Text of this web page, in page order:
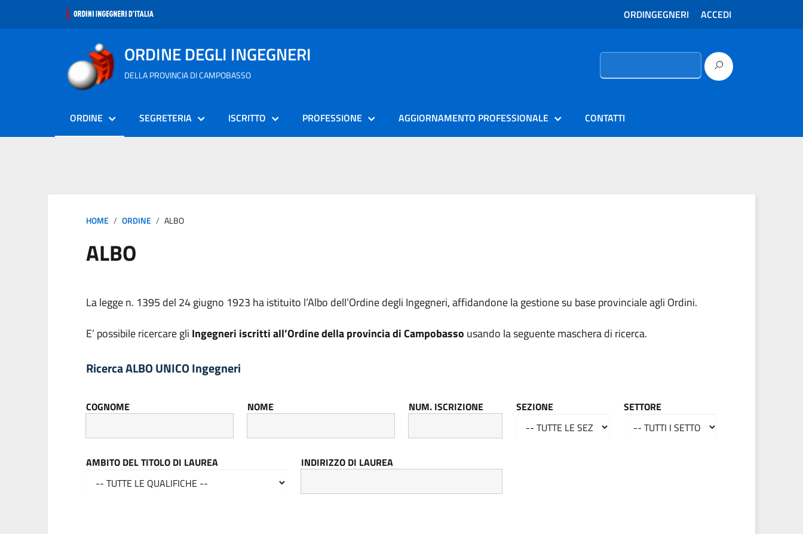
ORDINGEGNERI ACCEDI
ORDINE DEGLI INGEGNERI
DELLA PROVINCIA DI CAMPOBASSO
Ricerca
ORDINE SEGRETERIA ISCRITTO PROFESSIONE AGGIORNAMENTO PROFESSIONALE CONTATTI
HOME ORDINE ALBO
ALBO
La legge n. 1395 del 24 giugno 1923 ha istituito l’Albo dell’Ordine degli Ingegneri, affidandone la gestione su base provinciale agli Ordini.
E’ possibile ricercare gli Ingegneri iscritti all’Ordine della provincia di Campobasso usando la seguente maschera di ricerca.
Ricerca ALBO UNICO Ingegneri
COGNOME NOME NUM. ISCRIZIONE SEZIONE SETTORE
AMBITO DEL TITOLO DI LAUREA INDIRIZZO DI LAUREA